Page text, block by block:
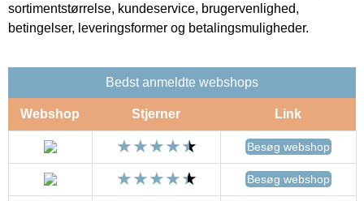
sortimentstørrelse, kundeservice, brugervenlighed,
betingelser, leveringsformer og betalingsmuligheder.
Bedst anmeldte webshops
Webshop Stjerner Link
Besøg webshop
Besøg webshop